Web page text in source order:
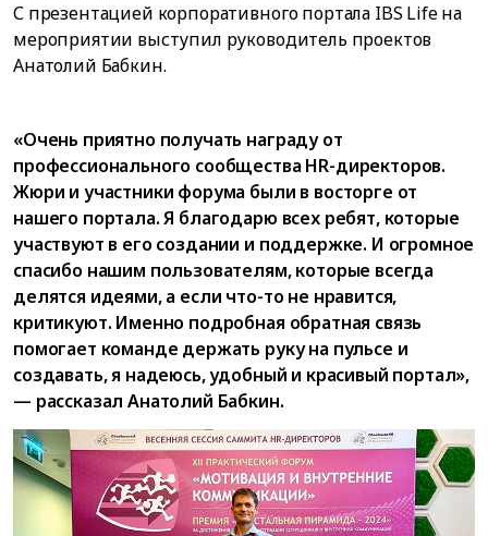
С презентацией корпоративного портала IBS Life на
мероприятии выступил руководитель проектов
Анатолий Бабкин.
«Очень приятно получать награду от
профессионального сообщества HR-директоров.
Жюри и участники форума были в восторге от
нашего портала. Я благодарю всех ребят, которые
участвуют в его создании и поддержке. И огромное
спасибо нашим пользователям, которые всегда
делятся идеями, а если что-то не нравится,
критикуют. Именно подробная обратная связь
помогает команде держать руку на пульсе и
создавать, я надеюсь, удобный и красивый портал»,
— рассказал Анатолий Бабкин.